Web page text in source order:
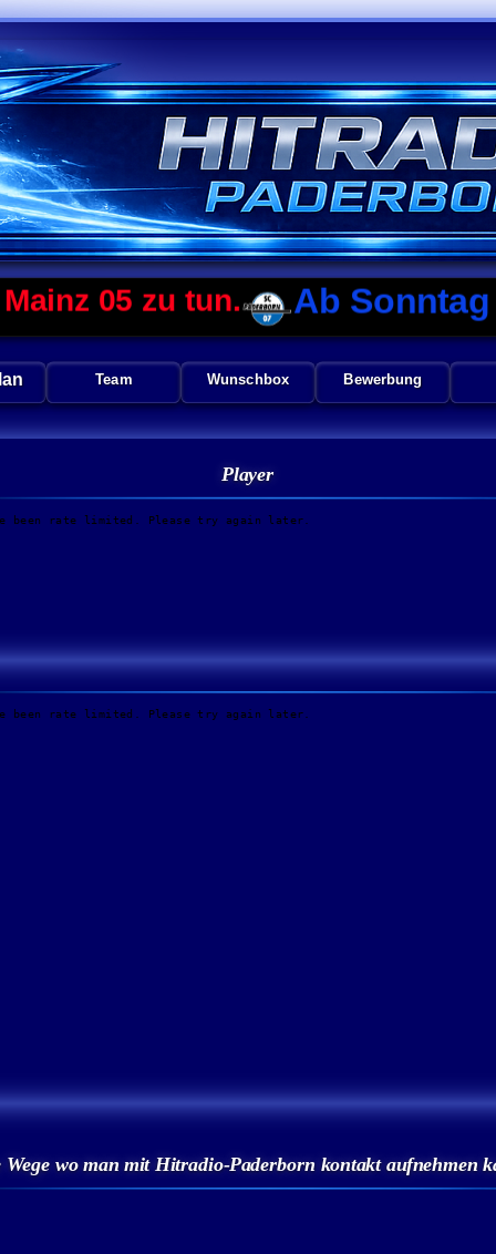
zu tun. Ab Sonntag
Team Wunschbox Bewerbung
Player
Wege wo man mit Hitradio-Paderborn kontakt aufnehmen